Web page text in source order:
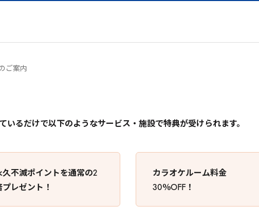
ご案内
いるだけで以下のようなサービス・施設で特典が受けられます。
久不滅ポイントを通常の2
プレゼント！
カラオケルーム料金
30％OFF！